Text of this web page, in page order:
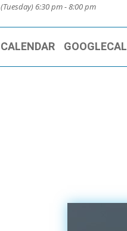
(Tuesday) 6:30 pm - 8:00 pm
CALENDAR GOOGLECAL